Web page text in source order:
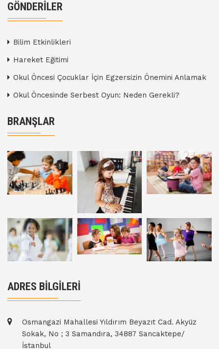
GÖNDERILER
Bilim Etkinlikleri
Hareket Eğitimi
Okul Öncesi Çocuklar İçin Egzersizin Önemini Anlamak
Okul Öncesinde Serbest Oyun: Neden Gerekli?
BRANŞLAR
ADRES BİLGİLERİ
Osmangazi Mahallesi Yıldırım Beyazıt Cad. Akyüz
Sokak, No ; 3 Samandıra, 34887 Sancaktepe/
İstanbul